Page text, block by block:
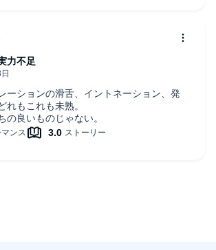
ーションの滑舌、イントネーション、発
れもこれも未熟。
の良いものじゃない。
力不足